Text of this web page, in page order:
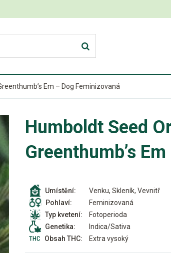
Em – Dog Feminizovaná
Humboldt Seed
Greenthumb’s
Umístění:
Venku, Skleník, Vevnitř
Pohlaví:
Feminizovaná
Typ kvetení:
Fotoperioda
Genetika:
Indica/Sativa
Obsah THC:
Extra vysoký